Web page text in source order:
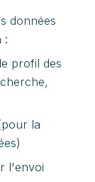
données
:
profil des
la
l'envoi